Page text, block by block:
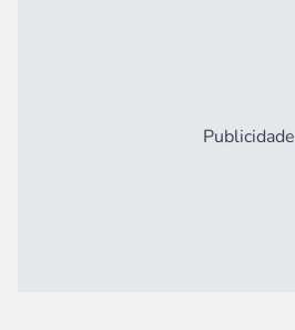
Publicidade